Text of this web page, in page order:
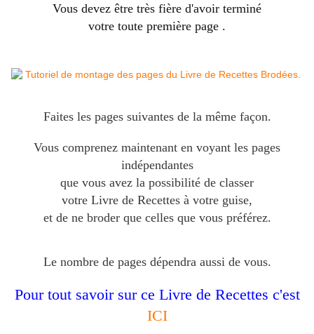
Vous devez être très fière d'avoir terminé
votre toute première page .
Faites les pages suivantes de la même façon.
Vous comprenez maintenant en voyant les pages
indépendantes
que vous avez la possibilité de classer
votre Livre de Recettes à votre guise,
et de ne broder que celles que vous préférez.
Le nombre de pages dépendra aussi de vous.
Pour tout savoir sur ce Livre de Recettes c'est
ICI